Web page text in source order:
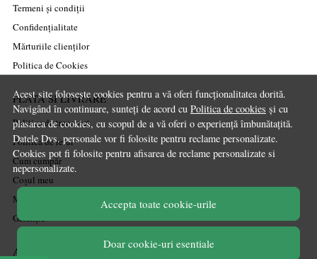
Acest site folosește cookies pentru a vă oferi funcționalitatea dorită.
Navigând în continuare, sunteți de acord cu Politica de cookies și cu
plasarea de cookies, cu scopul de a vă oferi o experiență îmbunătațită.
Datele Dvs. personale vor fi folosite pentru reclame personalizate.
Cookies pot fi folosite pentru afisarea de reclame personalizate si
nepersonalizate.
Accepta toate cookie-urile
Doar cookie-uri esentiale
Termeni și condiții
Confidențialitate
Mărturiile clienților
Politica de Cookies
PLATA SI LIVRARE
Politica de transport
Politica de retur
Cum cumpăr
Coșul meu
Metode de plată
Garanție
ASISTENTA